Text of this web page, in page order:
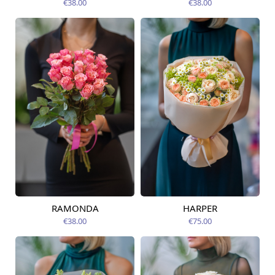
€38.00 €38.00
Pieejams šodien
RAMONDA
€38.00
Pieejams šodien
HARPER
€75.00